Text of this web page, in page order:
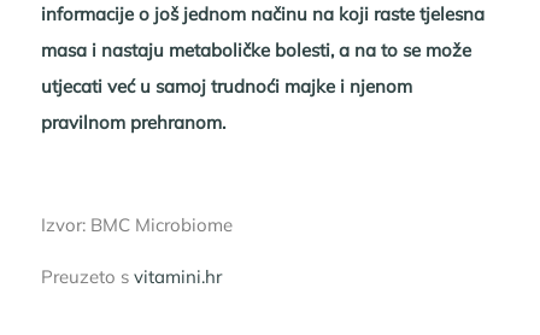
informacije o još jednom načinu na koji raste tjelesna
masa i nastaju metaboličke bolesti, a na to se može
utjecati već u samoj trudnoći majke i njenom
pravilnom prehranom.
Izvor: BMC Microbiome
Preuzeto s vitamini.hr